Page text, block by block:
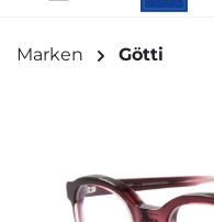
Marken Götti